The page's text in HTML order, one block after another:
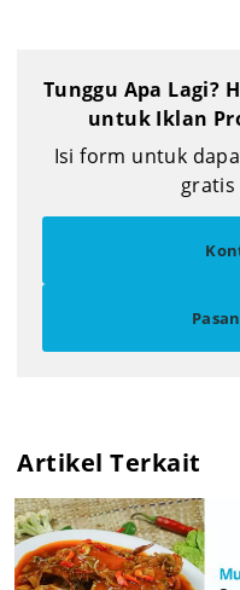
Tunggu Apa Lagi?
untuk Iklan
Isi form untuk
gratis
Artikel Terkait